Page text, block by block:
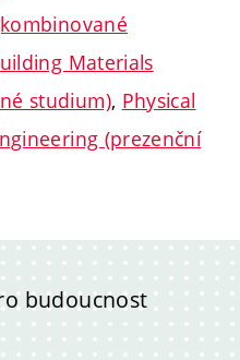
Materials
studium), Physical
(prezenční
budoucnost